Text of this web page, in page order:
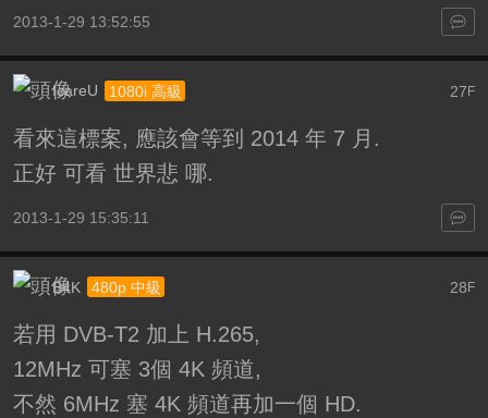
2013-1-29 13:52:55
27F
IcareU 1080i 高級
看來這標案, 應該會等到 2014 年 7 月.
正好 可看 世界悲 哪.
2013-1-29 15:35:11
28F
B4K 480p 中級
若用 DVB-T2 加上 H.265,
12MHz 可塞 3個 4K 頻道,
不然 6MHz 塞 4K 頻道再加一個 HD.